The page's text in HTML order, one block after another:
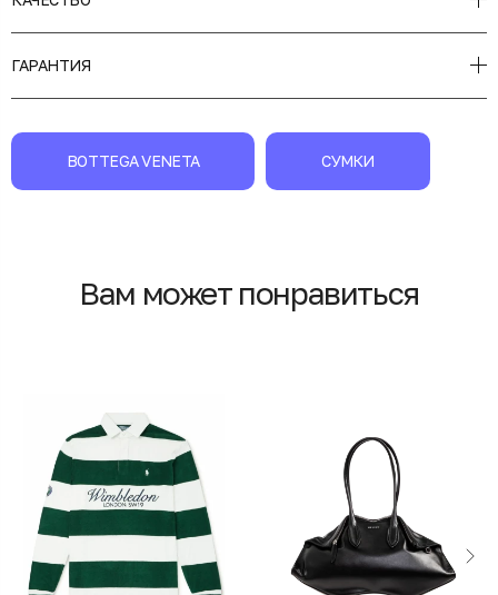
ГАРАНТИЯ
BOTTEGA VENETA СУМКИ
Вам может понравиться